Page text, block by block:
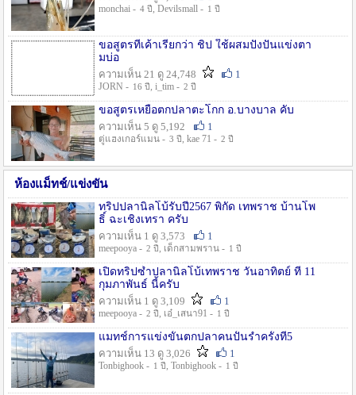
monchai - 4 ปี , Devilsmall - 1 ปี
ขอสูตรที่เค้าเรียกว่า ชิป ใช้ผสมปังปั่นแข่งตา
มบ่อ
ความเห็น 21 ดู 24,748
1
JORN - 16 ปี , i_tim - 2 ปี
ขอสูตรเหยื่อตกปลาตะโกก อ.บางบาล คับ
ความเห็น 5 ดู 5,192
1
ตู่แฮงเกอร์แมน - 3 ปี , kae 71 - 2 ปี
ห้องแม็ทช์/แข่งขัน
ทริปปลานิลโบ้รับปี2567 พิกัด เทพราช บ้านโพ
ธิ์ ฉะเชิงเทรา ครับ
ความเห็น 1 ดู 3,573
1
meepooya - 2 ปี , เด็กสามพราน - 1 ปี
เปิดทริปซ้ำปลานิลโบ้เทพราช วันอาทิตย์ ที่ 11
กุมภาพันธ์ นี้ครับ
ความเห็น 1 ดู 3,109
1
meepooya - 2 ปี , เอ๋_เสนา91 - 1 ปี
แมทช์การแข่งขั้นตกปลาคนปั้นรำครั้งที่5
ความเห็น 13 ดู 3,026
1
Tonbighook - 1 ปี , Tonbighook - 1 ปี